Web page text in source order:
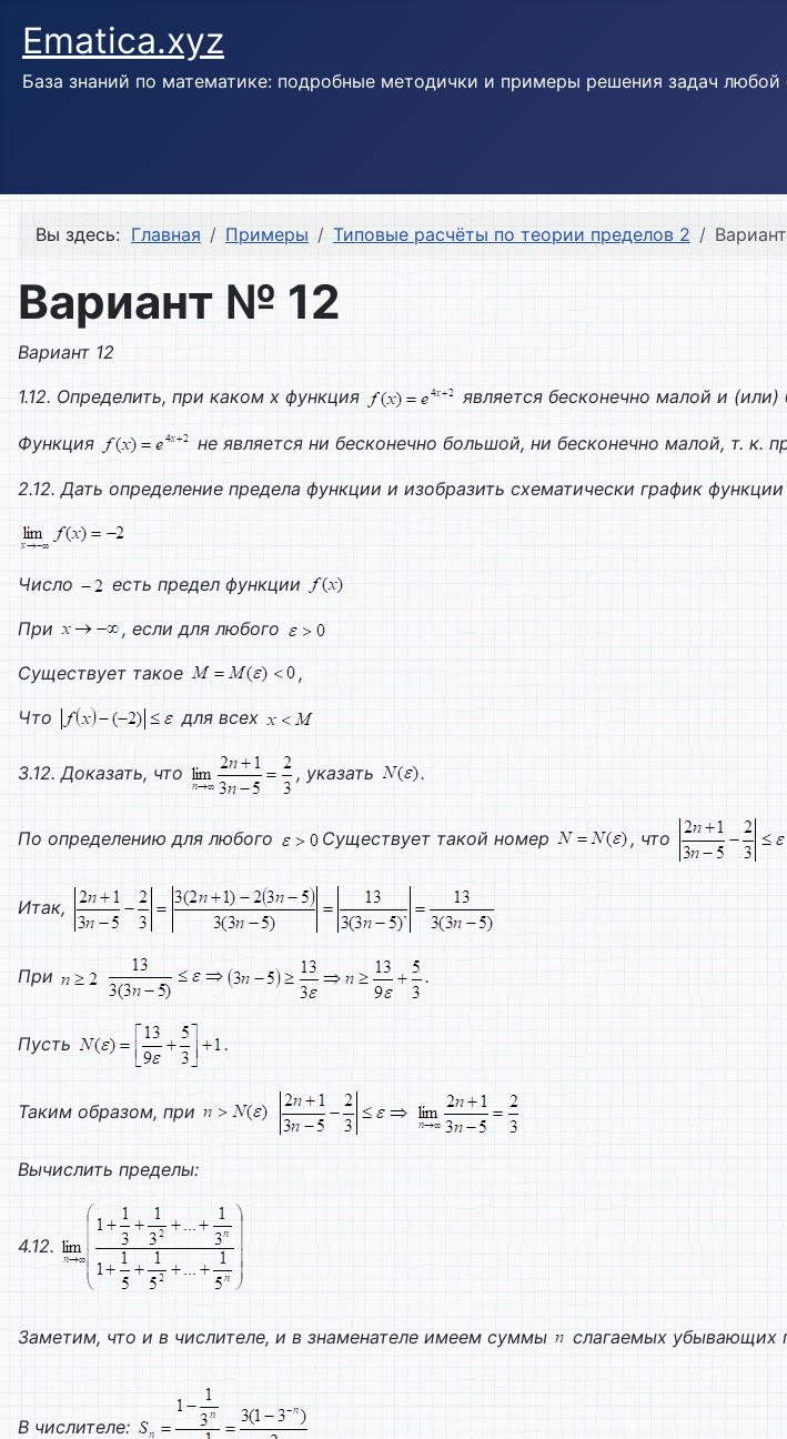
Ematica.xyz
База знаний по математике: подробные методички и примеры решения задач любой
Вы здесь: Главная Примеры Типовые расчёты по теории пределов 2
Вариант № 12
Вариант 12
1.12. Определить, при каком х функция
является бесконечно малой и
Функция не является ни бесконечно большой, ни бесконечно малой, т. к.
2.12. Дать определение предела функции и изобразить схематически график функции
Число есть предел функции
При
, если для любого
Существует такое
,
Что для всех
3.12. Доказать, что , указать .
По определению для любого Существует такой номер , что
Итак,
При .
Пусть .
Таким образом, при
Вычислить пределы:
4.12.
Заметим, что и в числителе, и в знаменателе имеем суммы слагаемых убывающих
В числителе: